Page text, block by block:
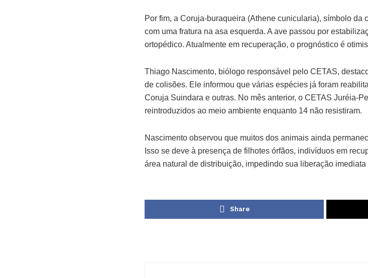
Por fim, a Coruja-buraqueira (Athene cunicularia), símbolo
com uma fratura na asa esquerda. A ave passou por
ortopédico. Atualmente em recuperação, o prognóstico é
Thiago Nascimento, biólogo responsável pelo CETAS,
de colisões. Ele informou que várias espécies já foram
Coruja Suindara e outras. No mês anterior, o CETAS Juréia-
reintroduzidos ao meio ambiente enquanto 14 não resistiram.
Nascimento observou que muitos dos animais ainda
Isso se deve à presença de filhotes órfãos, indivíduos em
área natural de distribuição, impedindo sua liberação imediata
Share